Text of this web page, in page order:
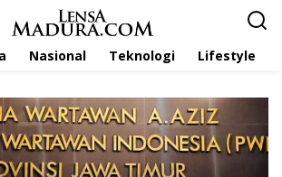
Nasional Teknologi Lifestyle